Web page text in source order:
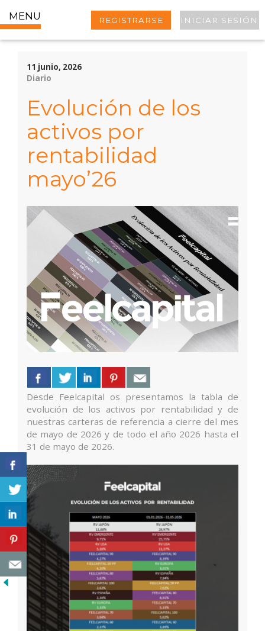
MENU REGISTRARSE INICIAR SESIÓN
11 junio, 2026
Diario
Evolución de los
activos por
rentabilidad
mayo’26
Desde Feelcapital os presentamos la tabla de
evolución de los activos por rentabilidad y de
nuestras carteras de referencia a cierre del mes
de mayo de 2026 y de todo el año 2026 hasta el
31 de mayo de 2026.